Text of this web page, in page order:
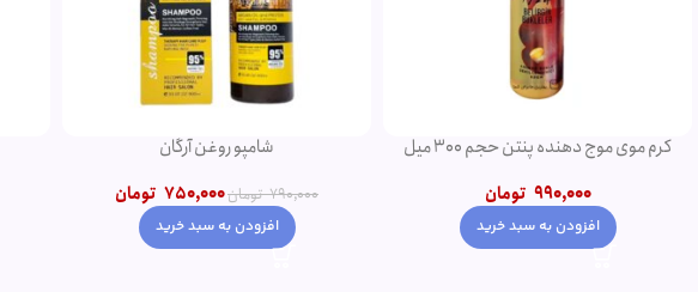
کرم موی موج دهنده پنتن حجم 300 میل
990,000 تومان
افزودن به سبد خرید
شامپو روغن آرگان
790,000 تومان750,000 تومان
افزودن به سبد خرید